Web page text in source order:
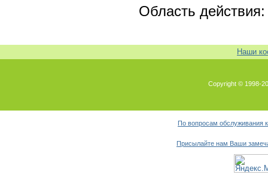
Область
Наши
Copyright © 1998-
По вопросам обслуживания
Присылайте нам Ваши